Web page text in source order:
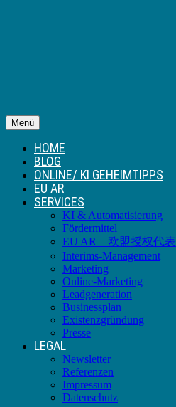
Menü
HOME
BLOG
ONLINE/ KI GEHEIMTIPPS
EU AR
SERVICES
KI & Automatisierung
Fördermittel
EU AR – 欧盟授权代表
Interims-Management
Marketing
Online-Marketing
Leadgeneration
Businessplan
Existenzgründung
Presse
LEGAL
Newsletter
Referenzen
Impressum
Datenschutz